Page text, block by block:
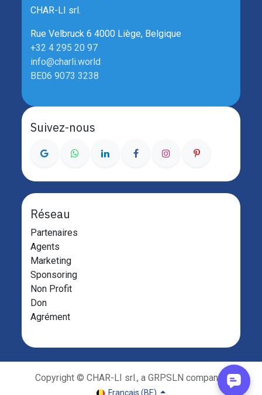
CHAR-LI srl.
Rue Velbruck 6 4000 Liège, Belgique
+32 4 295 20 97
info@charli.world
BE06 9073 3238
Suivez-nous
Réseau
Partenaires
Agents
Marketing
Sponsoring
Non Profit
Don
Agrément
Copyright © CHAR-LI srl., a GRPSLN company
Français (BE)